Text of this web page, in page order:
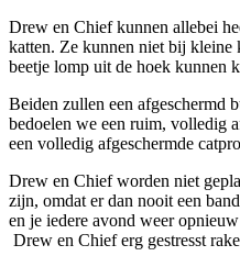
Drew en Chief kunnen allebei
katten. Ze kunnen niet bij kleine
beetje lomp uit de hoek kunnen
Beiden zullen een afgeschermd
bedoelen we een ruim, volledig
een volledig afgeschermde
Drew en Chief worden niet
zijn, omdat er dan nooit een
en je iedere avond weer
Drew en Chief erg gestresst